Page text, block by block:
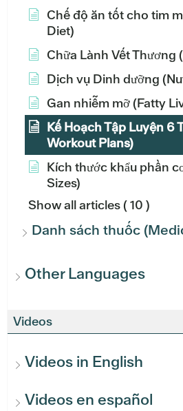
Chế độ ăn tốt cho tim
Diet)
Chữa Lành Vết Thương
Dịch vụ Dinh dưỡng
Gan nhiễm mỡ (Fatty
Kế Hoạch Tập Luyện 6
Workout Plans)
Kích thước khẩu phần
Sizes)
Show all articles( 10 )
Danh sách thuốc
Other Languages
Videos
Videos in English
Videos en español